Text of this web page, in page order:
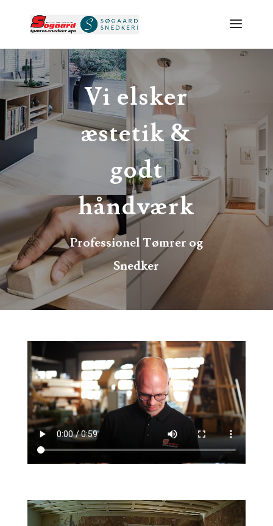
Vi elsker
æstetik &
godt
håndværk
Professionel Tømrer og
Snedker